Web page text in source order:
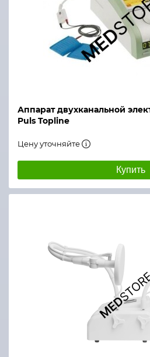
Аппарат двухканальной
Puls Topline
Цену уточняйте
Купить